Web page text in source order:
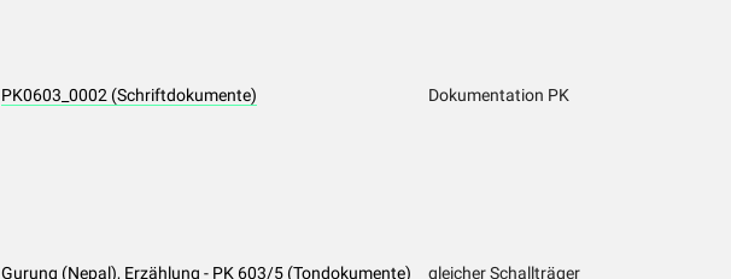
PK0603_0002 (Schriftdokumente) Dokumentation PK
Gurung (Nepal), Erzählung - PK 603/5 (Tondokumente) gleicher Schallträger